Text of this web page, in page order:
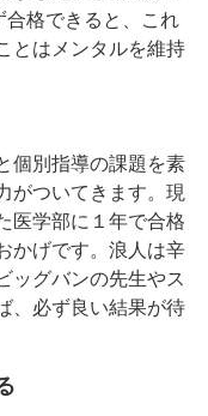
合格できると、これ
とはメンタルを維持
個別指導の課題を素
がついてきます。現
医学部に１年で合格
かげです。浪人は辛
ッグバンの先生やス
、必ず良い結果が待